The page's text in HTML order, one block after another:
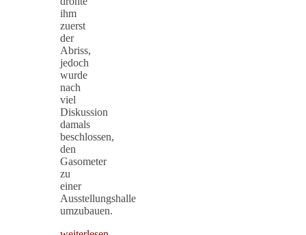
ihm
zuerst
der
Abriss,
jedoch
wurde
nach
viel
Diskussion
damals
beschlossen,
den
Gasometer
zu
einer
Ausstellungshalle
umzubauen.